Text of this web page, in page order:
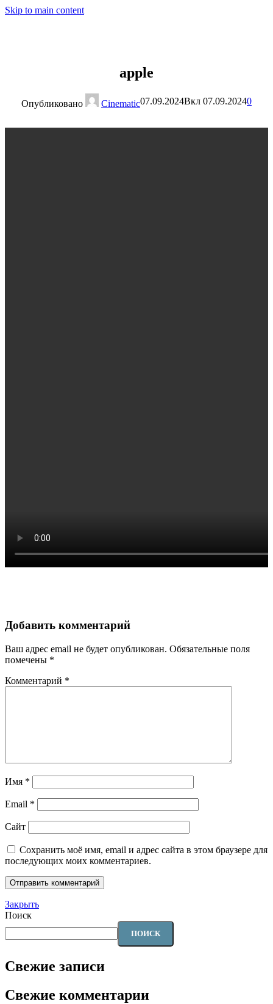
Skip to main content
apple
Опубликовано Cinematic07.09.2024Вкл 07.09.20240
Добавить комментарий
Ваш адрес email не будет опубликован. Обязательные поля
помечены *
Комментарий *
Имя *
Email *
Сайт
Сохранить моё имя, email и адрес сайта в этом браузере для
последующих моих комментариев.
Закрыть
Поиск
ПОИСК
Свежие записи
Свежие комментарии